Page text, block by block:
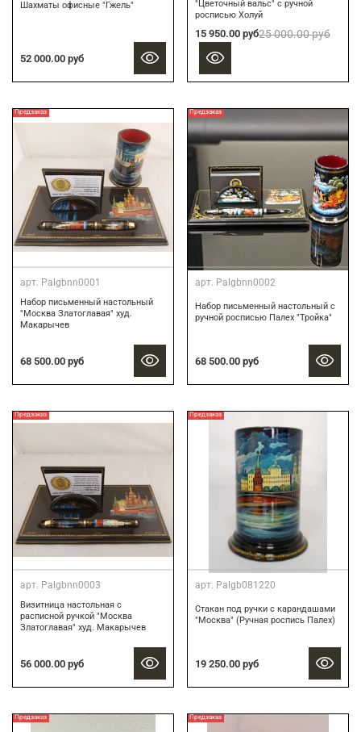
Шахматы офисные "Гжель"
52 000.00 руб
"Цветочный вальс" с ручной
росписью Холуй
15 950.00 руб25 000.00 руб
Предзаказ
арт. Palgbnn0001
Набор письменный настольный
"Москва Златоглавая" худ.
Макарычев
68 500.00 руб
Предзаказ
арт. Palgbnn0002
Набор письменный настольный с
ручной росписью Палех "Тройка"
68 500.00 руб
Предзаказ
арт. Palgbnn0003
Визитница настольная с
расписной ручкой "Москва
Златоглавая" худ. Макарычев
56 000.00 руб
Предзаказ
арт. Palgb081220
Стакан под ручки с карандашами
"Москва" (Ручная роспись Палех)
19 250.00 руб
Предзаказ Предзаказ